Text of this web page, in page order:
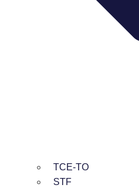
TCE-TO
STF